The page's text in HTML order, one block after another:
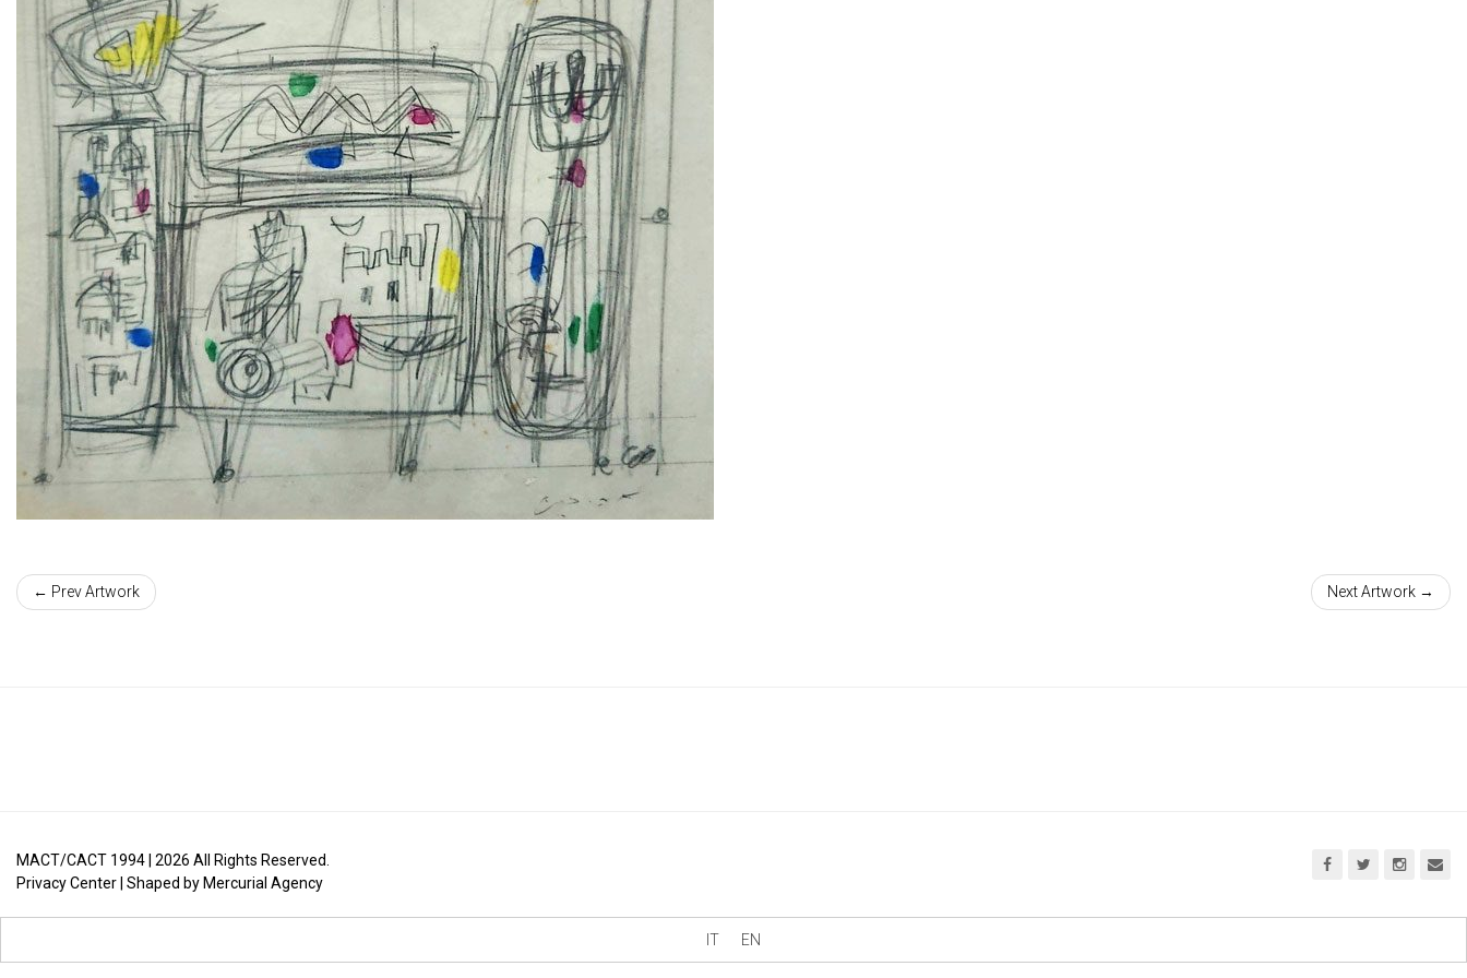
← Prev Artwork Next Artwork →
MACT/CACT 1994 | 2026 All Rights Reserved.
Privacy Center| Shaped byMercurial Agency
IT EN